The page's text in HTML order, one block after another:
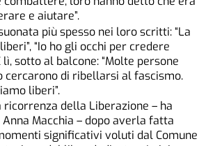
e aiutare”.
più spesso nei loro scritti: “La
“Io ho gli occhi per credere
sotto al balcone: “Molte persone
cercarono di ribellarsi al fascismo.
liberi”.
ricorrenza della Liberazione – ha
Macchia – dopo averla fatta
significativi voluti dal Comune